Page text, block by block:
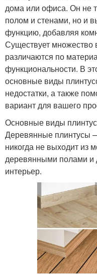
дома или офиса. Он не
полом и стенами, но и
функцию, добавляя
Существует множество
различаются по
функциональности. В
основные виды
недостатки, а также
вариант для вашего
Основные виды
Деревянные плинтусы
никогда не выходит из
деревянными полами и
интерьер.